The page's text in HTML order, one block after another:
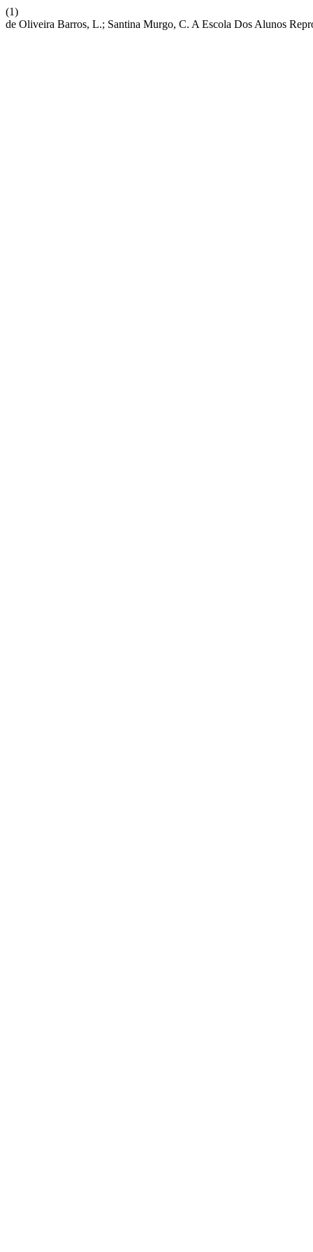
(1)
de Oliveira Barros, L.; Santina Murgo, C. A Escola Dos Alunos